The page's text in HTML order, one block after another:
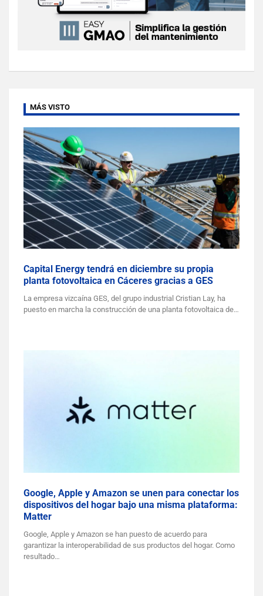
MÁS VISTO
Capital Energy tendrá en diciembre su propia
planta fotovoltaica en Cáceres gracias a GES
La empresa vizcaína GES, del grupo industrial Cristian Lay, ha
puesto en marcha la construcción de una planta fotovoltaica de…
Google, Apple y Amazon se unen para conectar los
dispositivos del hogar bajo una misma plataforma:
Matter
Google, Apple y Amazon se han puesto de acuerdo para
garantizar la interoperabilidad de sus productos del hogar. Como
resultado…